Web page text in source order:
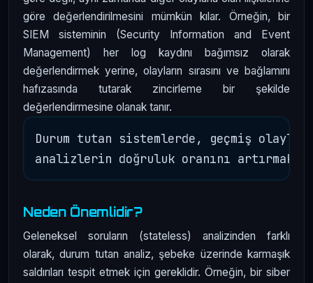
göre değerlendirilmesini mümkün kılar. Örneğin, bir
SIEM sisteminin (Security Information and Event
Management) her log kaydını bağımsız olarak
değerlendirmek yerine, olayların sırasını ve bağlamını
hafızasında tutarak zincirleme bir şekilde
değerlendirmesine olanak tanır.
Durum tutan sistemlerde, geçmiş
Neden Önemlidir?
Geleneksel soruların (stateless) analizinden farklı
olarak, durum tutan analiz, şebeke üzerinde karmaşık
saldırıları tespit etmek için gereklidir. Örneğin, bir siber